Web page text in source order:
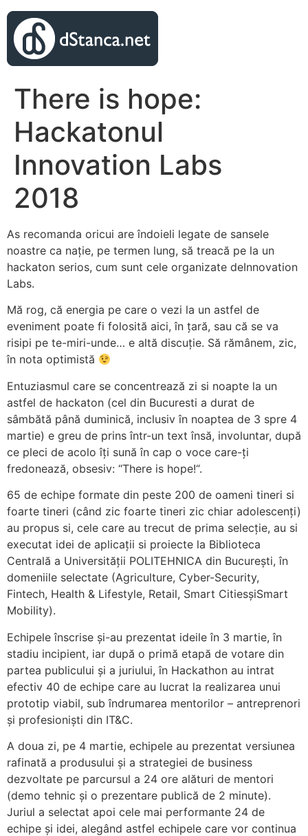
There is hope:
Hackatonul
Innovation Labs
2018
As recomanda oricui are îndoieli legate de sansele
noastre ca nație, pe termen lung, să treacă pe la un
hackaton serios, cum sunt cele organizate deInnovation
Labs.
Mă rog, că energia pe care o vezi la un astfel de
eveniment poate fi folosită aici, în țară, sau că se va
risipi pe te-miri-unde… e altă discuție. Să rămânem, zic,
în nota optimistă
Entuziasmul care se concentrează zi si noapte la un
astfel de hackaton (cel din Bucuresti a durat de
sâmbătă până duminică, inclusiv în noaptea de 3 spre 4
martie) e greu de prins într-un text însă, involuntar, după
ce pleci de acolo îți sună în cap o voce care-ți
fredonează, obsesiv: “There is hope!“.
65 de echipe formate din peste 200 de oameni tineri si
foarte tineri (când zic foarte tineri zic chiar adolescenți)
au propus si, cele care au trecut de prima selecție, au si
executat idei de aplicații si proiecte la Biblioteca
Centrală a Universității POLITEHNICA din București, în
domeniile selectate (Agriculture, Cyber-Security,
Fintech, Health & Lifestyle, Retail, Smart CitiesșiSmart
Mobility).
Echipele înscrise și-au prezentat ideile în 3 martie, în
stadiu incipient, iar după o primă etapă de votare din
partea publicului și a juriului, în Hackathon au intrat
efectiv 40 de echipe care au lucrat la realizarea unui
prototip viabil, sub îndrumarea mentorilor – antreprenori
și profesioniști din IT&C.
A doua zi, pe 4 martie, echipele au prezentat versiunea
rafinată a produsului și a strategiei de business
dezvoltate pe parcursul a 24 ore alături de mentori
(demo tehnic și o prezentare publică de 2 minute).
Juriul a selectat apoi cele mai performante 24 de
echipe și idei, alegând astfel echipele care vor continua